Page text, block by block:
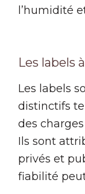
l’humidité
Les labels
Les labels
distinctifs
des
Ils sont
privés et
fiabilité